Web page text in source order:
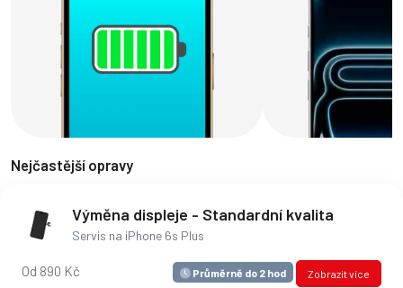
Nejčastější opravy
Výměna displeje - Standardní kvalita
Servis na iPhone 6s Plus
Od 890 Kč Průměrně do 2 hod Zobrazit více